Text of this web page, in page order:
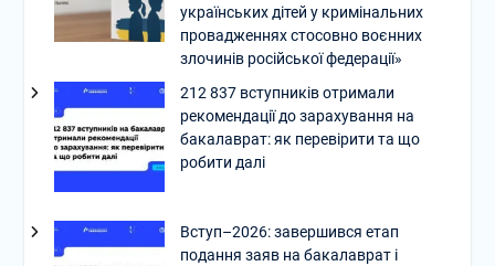
українських дітей у кримінальних
провадженнях стосовно воєнних
злочинів російської федерації»
212 837 вступників отримали
рекомендації до зарахування на
бакалаврат: як перевірити та що
робити далі
Вступ–2026: завершився етап
подання заяв на бакалаврат і